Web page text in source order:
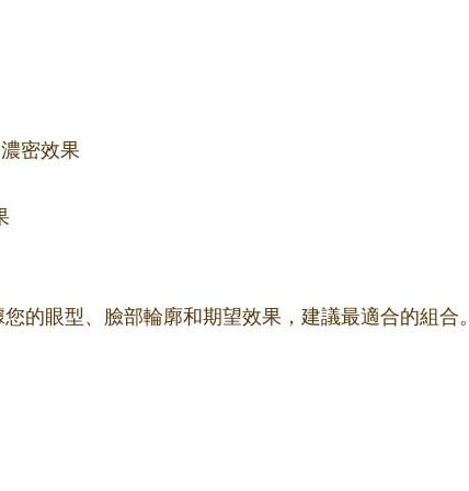
密效果
的眼型、臉部輪廓和期望效果，建議最適合的組合。